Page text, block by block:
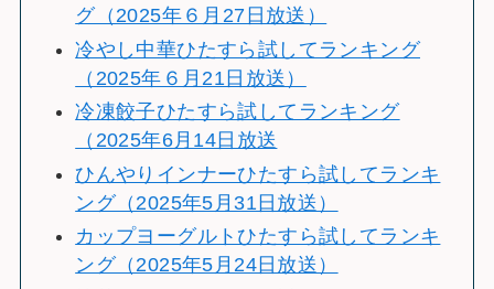
グ（2025年６月27日放送）
冷やし中華ひたすら試してランキング
（2025年６月21日放送）
冷凍餃子ひたすら試してランキング
（2025年6月14日放送
ひんやりインナーひたすら試してランキ
ング（2025年5月31日放送）
カップヨーグルトひたすら試してランキ
ング（2025年5月24日放送）